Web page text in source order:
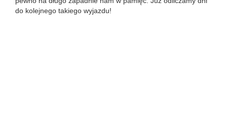
do kolejnego takiego wyjazdu!